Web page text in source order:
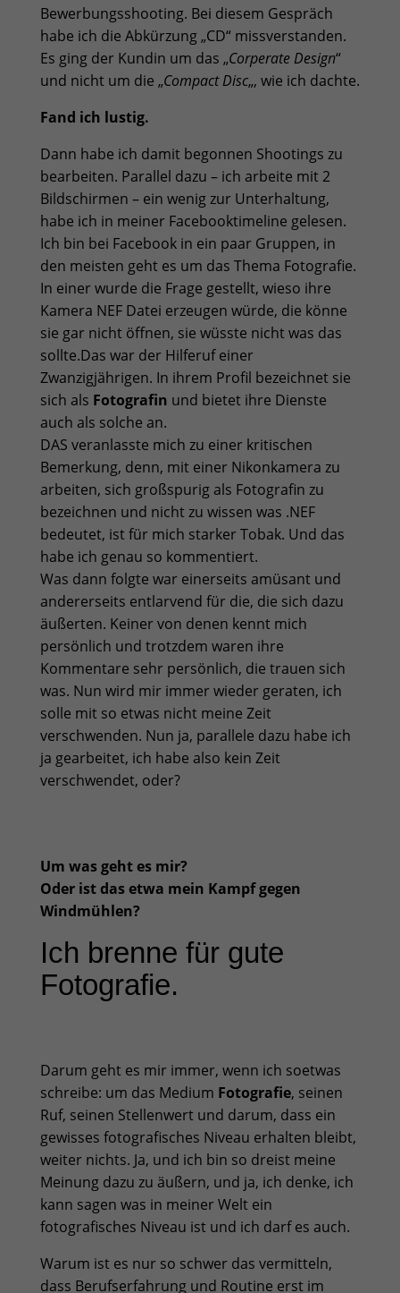
Bewerbungsshooting. Bei diesem Gespräch
habe ich die Abkürzung „CD“ missverstanden.
Es ging der Kundin um das „Corperate Design“
und nicht um die „Compact Disc„, wie ich dachte.
Fand ich lustig.
Dann habe ich damit begonnen Shootings zu
bearbeiten. Parallel dazu – ich arbeite mit 2
Bildschirmen – ein wenig zur Unterhaltung,
habe ich in meiner Facebooktimeline gelesen.
Ich bin bei Facebook in ein paar Gruppen, in
den meisten geht es um das Thema Fotografie.
In einer wurde die Frage gestellt, wieso ihre
Kamera NEF Datei erzeugen würde, die könne
sie gar nicht öffnen, sie wüsste nicht was das
sollte.Das war der Hilferuf einer
Zwanzigjährigen. In ihrem Profil bezeichnet sie
sich als Fotografin und bietet ihre Dienste
auch als solche an.
DAS veranlasste mich zu einer kritischen
Bemerkung, denn, mit einer Nikonkamera zu
arbeiten, sich großspurig als Fotografin zu
bezeichnen und nicht zu wissen was .NEF
bedeutet, ist für mich starker Tobak. Und das
habe ich genau so kommentiert.
Was dann folgte war einerseits amüsant und
andererseits entlarvend für die, die sich dazu
äußerten. Keiner von denen kennt mich
persönlich und trotzdem waren ihre
Kommentare sehr persönlich, die trauen sich
was. Nun wird mir immer wieder geraten, ich
solle mit so etwas nicht meine Zeit
verschwenden. Nun ja, parallele dazu habe ich
ja gearbeitet, ich habe also kein Zeit
verschwendet, oder?
Um was geht es mir?
Oder ist das etwa mein Kampf gegen
Windmühlen?
Ich brenne für gute
Fotografie.
Darum geht es mir immer, wenn ich soetwas
schreibe: um das Medium Fotografie, seinen
Ruf, seinen Stellenwert und darum, dass ein
gewisses fotografisches Niveau erhalten bleibt,
weiter nichts. Ja, und ich bin so dreist meine
Meinung dazu zu äußern, und ja, ich denke, ich
kann sagen was in meiner Welt ein
fotografisches Niveau ist und ich darf es auch.
Warum ist es nur so schwer das vermitteln,
dass Berufserfahrung und Routine erst im